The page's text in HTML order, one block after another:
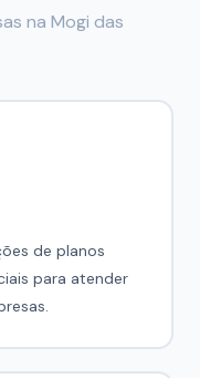
na Mogi das
de planos
para atender